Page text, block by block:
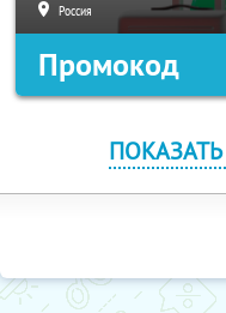
Россия
Промокод